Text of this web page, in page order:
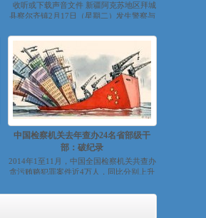
收听或下载声音文件 新疆阿克苏地区拜城
县察尔齐镇2月17日（星期二）发生警察与
中国检察机关去年查办24名省部级干
部：破纪录
2014年1至11月，中国全国检察机关共查办
贪污贿赂犯罪案件近4万人，同比分别上升